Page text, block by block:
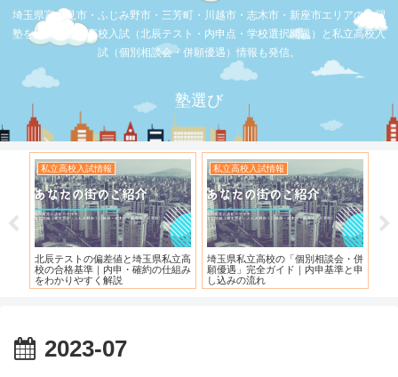
埼玉県富士見市・ふじみ野市・三芳町・川越市・志木市・新座市エリアの学習
塾を比較。公立高校入試（北辰テスト・内申点・学校選択問題）と私立高校入
試（個別相談会・併願優遇）情報も発信。
塾選び
私立高校入試情報
北辰テストの偏差値と埼玉県私立高
校の合格基準｜内申・確約の仕組み
をわかりやすく解説
私立高校入試情報
埼玉県私立高校の「個別相談会・併
願優遇」完全ガイド｜内申基準と申
し込みの流れ
2023-07